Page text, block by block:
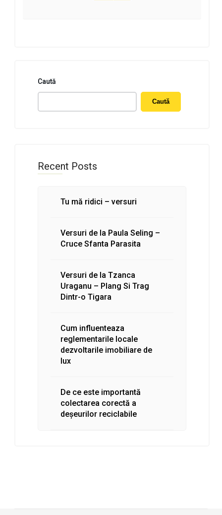
Caută
Caută
Recent Posts
Tu mă ridici – versuri
Versuri de la Paula Seling –
Cruce Sfanta Parasita
Versuri de la Tzanca
Uraganu – Plang Si Trag
Dintr-o Tigara
Cum influenteaza
reglementarile locale
dezvoltarile imobiliare de
lux
De ce este importantă
colectarea corectă a
deșeurilor reciclabile